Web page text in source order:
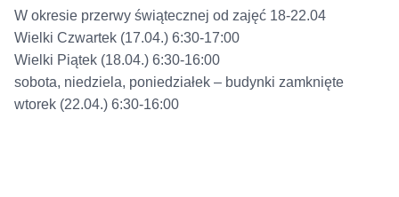
W okresie przerwy świątecznej od zajęć 18-22.04
Wielki Czwartek (17.04.) 6:30-17:00
Wielki Piątek (18.04.) 6:30-16:00
sobota, niedziela, poniedziałek – budynki zamknięte
wtorek (22.04.) 6:30-16:00